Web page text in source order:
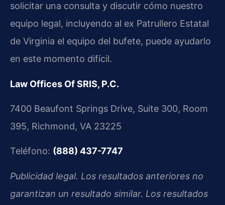
solicitar una consulta y discutir cómo nuestro
equipo legal, incluyendo al ex Patrullero Estatal
de Virginia el equipo del bufete, puede ayudarlo
en este momento difícil.
Law Offices Of SRIS, P.C.
7400 Beaufont Springs Drive, Suite 300, Room
395, Richmond, VA 23225
Teléfono: (888) 437-7747
Publicidad legal. Los resultados anteriores no
garantizan un resultado similar. Los resultados